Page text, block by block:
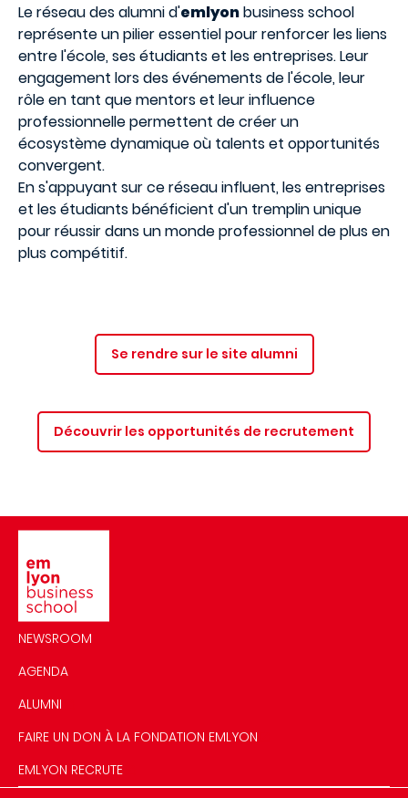
Le réseau des alumni d'emlyonbusiness school
représente un pilier essentiel pour renforcer les liens
entre l'école, ses étudiants et les entreprises. Leur
engagement lors des événements de l'école, leur
rôle en tant que mentors et leur influence
professionnelle permettent de créer un
écosystème dynamique où talents et opportunités
convergent.
En s'appuyant sur ce réseau influent, les entreprises
et les étudiants bénéficient d'un tremplin unique
pour réussir dans un monde professionnel de plus en
plus compétitif.
Se rendre sur le site alumni
Découvrir les opportunités de recrutement
NEWSROOM
AGENDA
ALUMNI
FAIRE UN DON À LA FONDATION EMLYON
EMLYON RECRUTE